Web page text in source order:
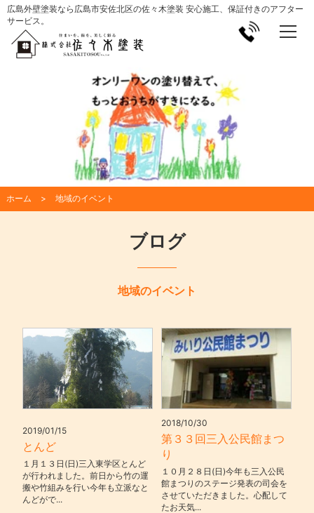
広島外壁塗装なら広島市安佐北区の佐々木塗装 安心施工、保証付きのアフター
サービス。
ホーム 地域のイベント
ブログ
地域のイベント
2019/01/15
とんど
１月１３日(日)三入東学区とんど
が行われました。前日から竹の運
搬や竹組みを行い今年も立派なと
んどがで...
2018/10/30
第３３回三入公民館まつ
り
１０月２８日(日)今年も三入公民
館まつりのステージ発表の司会を
させていただきました。心配して
たお天気...